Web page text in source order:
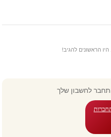
היו הראשונים להגיב!
לחשבון שלך